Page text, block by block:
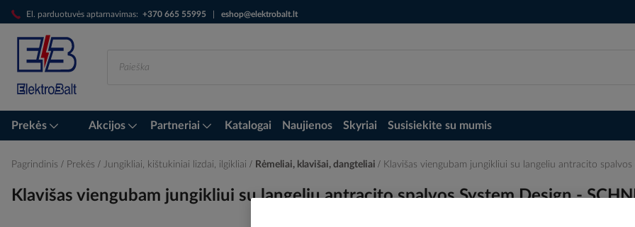
El. parduotuvės aptarnavimas: +370 665 55995 eshop@elektrobalt.lt
Skip
to
Content
Prekės Akcijos Partneriai Katalogai Naujienos Skyriai Susisiekite su mumis
Pagrindinis Prekės Jungikliai, kištukiniai lizdai, ilgikliai Rėmeliai, klavišai, dangteliai Klavišas viengubam jungikliui su langeliu antracito
Klavišas viengubam jungikliui su langeliu antracito spalvos System Design -